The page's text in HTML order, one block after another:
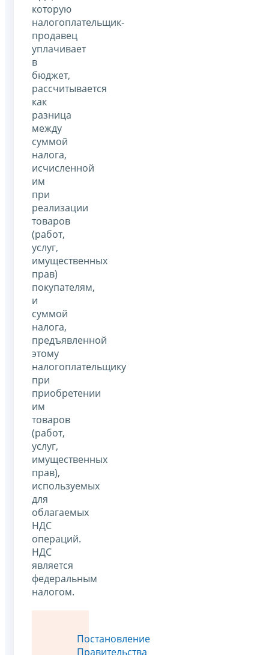
которую
налогоплательщик-
продавец
уплачивает
в
бюджет,
рассчитывается
как
разница
между
суммой
налога,
исчисленной
им
при
реализации
товаров
(работ,
услуг,
имущественных
прав)
покупателям,
и
суммой
налога,
предъявленной
этому
налогоплательщику
при
приобретении
им
товаров
(работ,
услуг,
имущественных
прав),
используемых
для
облагаемых
НДС
операций.
НДС
является
федеральным
налогом.
Постановление
Правительства